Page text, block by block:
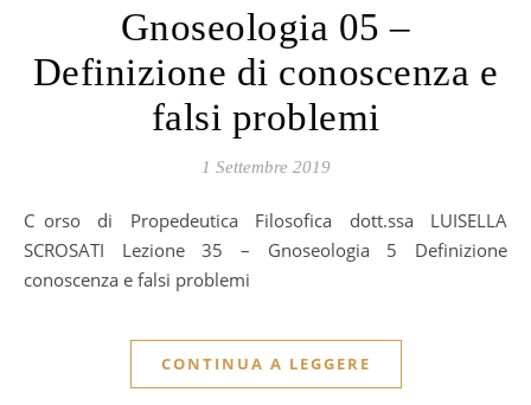
Gnoseologia 05 –
Definizione di conoscenza e
falsi problemi
1 Settembre 2019
Corso di Propedeutica Filosofica dott.ssa LUISELLA
SCROSATI Lezione 35 – Gnoseologia 5 Definizione
conoscenza e falsi problemi
CONTINUA A LEGGERE